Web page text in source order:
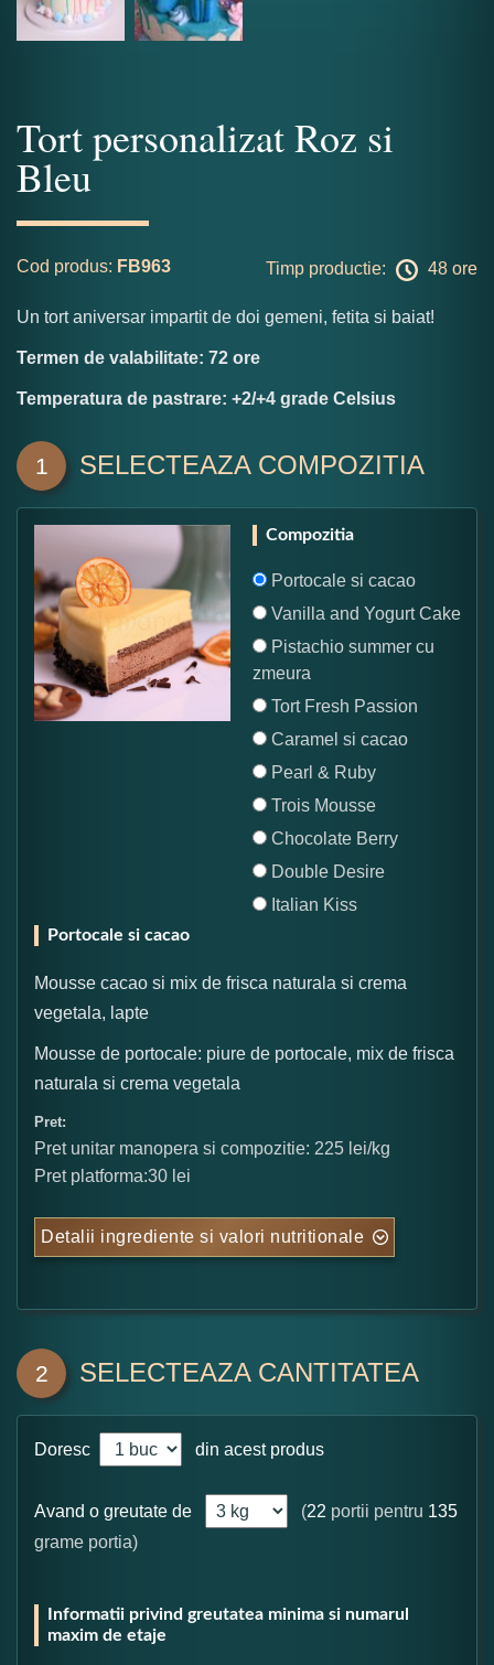
Tort personalizat Roz si
Bleu
Cod produs: FB963 Timp productie: 48 ore
Un tort aniversar impartit de doi gemeni, fetita si baiat!
Termen de valabilitate: 72 ore
Temperatura de pastrare: +2/+4 grade Celsius
1 SELECTEAZA COMPOZITIA
Compozitia
Portocale si cacao
Vanilla and Yogurt Cake
Pistachio summer cu
zmeura
Tort Fresh Passion
Caramel si cacao
Pearl & Ruby
Trois Mousse
Chocolate Berry
Double Desire
Italian Kiss
Portocale si cacao
Mousse cacao si mix de frisca naturala si crema
vegetala, lapte
Mousse de portocale: piure de portocale, mix de frisca
naturala si crema vegetala
Pret:
Pret unitar manopera si compozitie: 225 lei/kg
Pret platforma:30 lei
Detalii ingrediente si valori nutritionale
2 SELECTEAZA CANTITATEA
Doresc din acest produs
Avand o greutate de (22 portii pentru 135
grame portia)
Informatii privind greutatea minima si numarul
maxim de etaje